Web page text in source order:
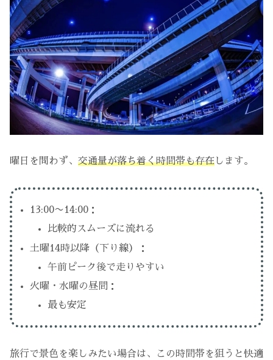
曜日を問わず、 交通量が落ち着く時間帯も存在 します。
13:00〜14:00：
比較的スムーズに流れる
土曜14時以降（下り線）：
午前ピーク後で走りやすい
火曜・水曜の昼間：
最も安定
旅行で景色を楽しみたい場合は、この時間帯を狙うと快適